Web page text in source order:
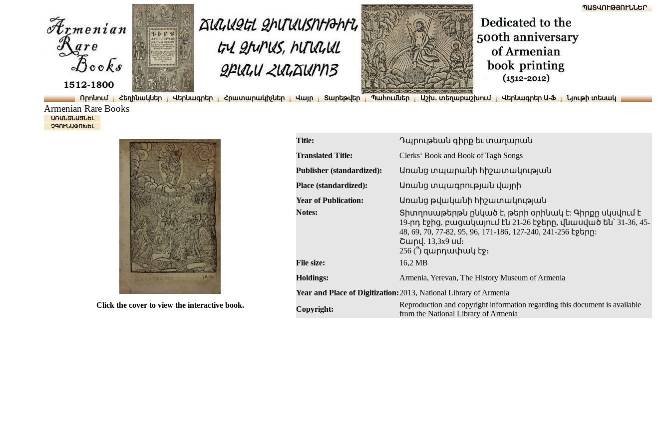
ՆԱԽԱՊԱՏՎՈՒԹՅՈՒՆՆԵՐ
Որոնում Հեղինակներ Վերնագրեր Հրատարակիչներ Վայր Տարեթվեր Պահումներ Աշխ․ տեղաբաշխում Վերնագրեր Ա-Ֆ Նյութի տեսակ
Armenian Rare Books
ԱՌԱՆՁՆԱՑՆԵԼ
ՉԳՈՒՆԱՓՈԽԵԼ
Title:
Դպրութեան գիրք եւ տաղարան
Translated Title:
Clerks‘ Book and Book of Tagh Songs
Publisher (standardized):
Առանց տպարանի հիշատակության
Place (standardized):
Առանց տպագրության վայրի
Year of Publication:
Առանց թվականի հիշատակության
Notes:
Տիտղոսաթերթն ընկած է, թերի օրինակ է: Գիրքը սկսվում է
19-րդ էջից, բացակայում էն 21-26 էջերը, վնասված են՝ 31-36, 45-
48, 69, 70, 77-82, 95, 96, 171-186, 127-240, 241-256 էջերը:
Շարվ. 13,3x9 սմ։
256 (՞) զարդափակ էջ։
File size:
16,2 MB
Holdings:
Armenia, Yerevan, The History Museum of Armenia
Year and Place of Digitization:2013, National Library of Armenia
Click the cover to view the interactive book.
Copyright:
Reproduction and copyright information regarding this document is available
from the National Library of Armenia